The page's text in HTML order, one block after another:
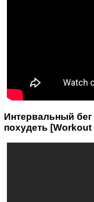
Интервальный
похудеть